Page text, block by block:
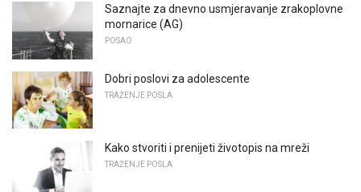
Saznajte za dnevno usmjeravanje zrakoplovne
mornarice (AG)
POSAO
Dobri poslovi za adolescente
TRAŽENJE POSLA
Kako stvoriti i prenijeti životopis na mreži
TRAŽENJE POSLA